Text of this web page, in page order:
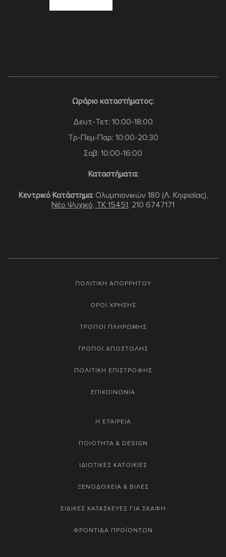
Ωράριο καταστήματος:
Δευτ-Τετ: 10:00-18:00
Τρ-Πεμ-Παρ: 10:00-20:30
Σαβ: 10:00-16:00
Καταστήματα:
Κεντρικό Κατάστημα:Ολυμπιονικών 180 (Λ. Κηφισίας),
Νέο Ψυχικό, TK 15451, 210 6747171
ΠΟΛΙΤΙΚΗ ΑΠΟΡΡΗΤΟΥ
ΟΡΟΙ ΧΡΗΣΗΣ
ΤΡΟΠΟΙ ΠΛΗΡΩΜΗΣ
ΤΡΟΠΟΙ ΑΠΟΣΤΟΛΗΣ
ΠΟΛΙΤΙΚΗ ΕΠΙΣΤΡΟΦΗΣ
ΕΠΙΚΟΙΝΩΝΙΑ
Η ΕΤΑΙΡΕΙΑ
ΠΟΙΟΤΗΤΑ & DESIGN
ΙΔΙΩΤΙΚΕΣ ΚΑΤΟΙΚΙΕΣ
ΞΕΝΟΔΟΧΕΙΑ & ΒΙΛΕΣ
ΕΙΔΙΚΕΣ ΚΑΤΑΣΚΕΥΕΣ ΓΙΑ ΣΚΑΦΗ
ΦΡΟΝΤΙΔΑ ΠΡΟΪΟΝΤΩΝ